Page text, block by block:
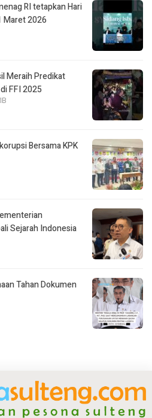
RI tetapkan Hari
Maret 2026
Meraih Predikat
FFI 2025
Bersama KPK
Sejarah Indonesia
Tahan Dokumen